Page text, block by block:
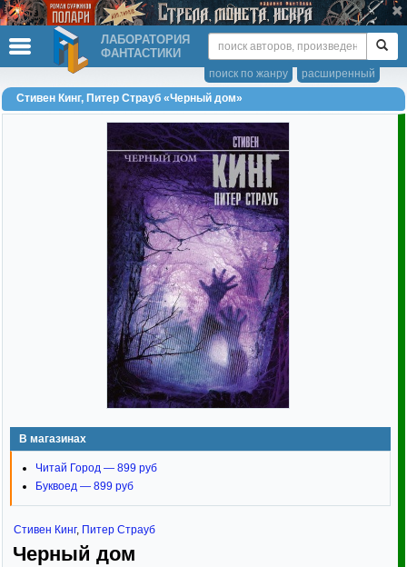
ЛАБОРАТОРИЯ
ФАНТАСТИКИ
расширенный
поиск по жанру
Стивен Кинг, Питер Страуб «Черный дом»
В магазинах
Читай Город — 899 руб
Буквоед — 899 руб
Стивен Кинг, Питер Страуб
Черный дом